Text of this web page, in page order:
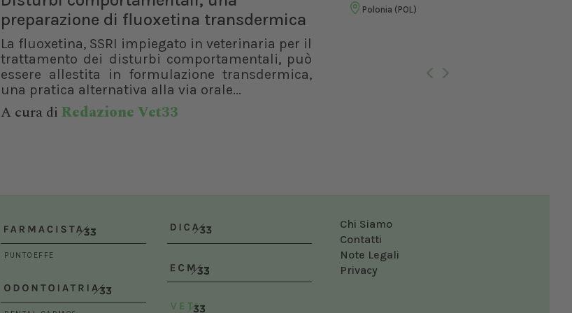
preparazione di fluoxetina transdermica
La fluoxetina, SSRI impiegato in veterinaria per il
trattamento dei disturbi comportamentali, può
essere allestita in formulazione transdermica,
una pratica alternativa alla via orale...
A cura di Redazione Vet33
Polonia (POL)
Chi Siamo
Contatti
Note Legali
Privacy